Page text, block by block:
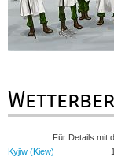
Für Details mit
Kyjiw (Kiew)